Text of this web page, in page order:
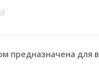
предназначена для